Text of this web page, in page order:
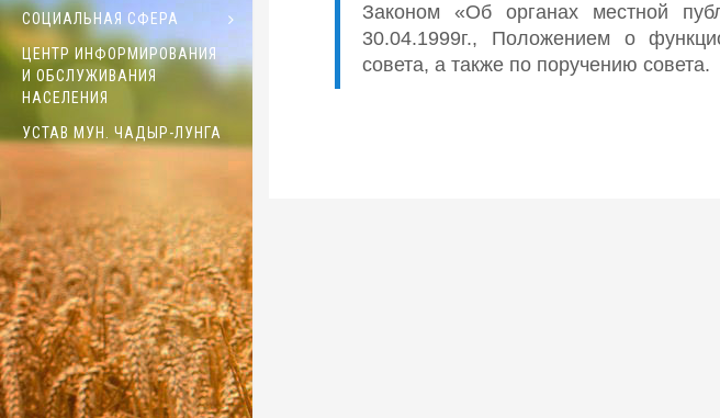
СОЦИАЛЬНАЯ СФЕРА
ЦЕНТР ИНФОРМИРОВАНИЯ
И ОБСЛУЖИВАНИЯ
НАСЕЛЕНИЯ
УСТАВ МУН. ЧАДЫР-ЛУНГА
Законом «Об органах местной
30.04.1999г., Положением о
совета, а также по поручению совета.